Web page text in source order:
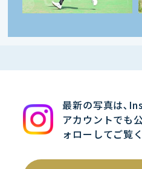
最新の写真は､
アカウントでも
ォローしてご覧